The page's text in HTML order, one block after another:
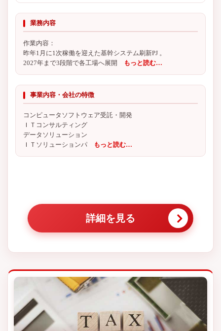
業務内容
作業内容：
昨年1月に1次稼働を迎えた基幹システム刷新PJ 。
2027年まで3段階で各工場へ展開
もっと読む…
事業内容・会社の特徴
コンピュータソフトウェア受託・開発
ＩＴコンサルティング
データソリューション
ＩＴソリューションパ もっと読む…
詳細を見る